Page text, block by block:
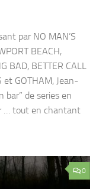
par NO MAN’S
BEACH,
BAD, BETTER CALL
et GOTHAM, Jean-
bar” de series en
… tout en chantant
0